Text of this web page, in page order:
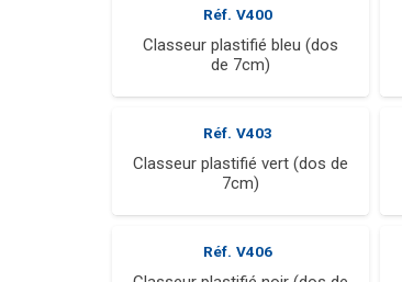
Réf. V400
Classeur plastifié bleu (dos
de 7cm)
Réf. V403
Classeur plastifié vert (dos de
7cm)
Réf. V406